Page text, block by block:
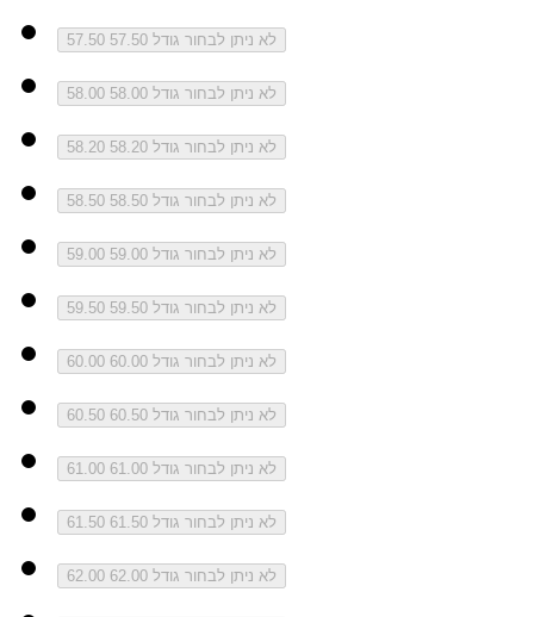
57.50 לא ניתן לבחור גודל 57.50
58.00 לא ניתן לבחור גודל 58.00
58.20 לא ניתן לבחור גודל 58.20
58.50 לא ניתן לבחור גודל 58.50
59.00 לא ניתן לבחור גודל 59.00
59.50 לא ניתן לבחור גודל 59.50
60.00 לא ניתן לבחור גודל 60.00
60.50 לא ניתן לבחור גודל 60.50
61.00 לא ניתן לבחור גודל 61.00
61.50 לא ניתן לבחור גודל 61.50
62.00 לא ניתן לבחור גודל 62.00